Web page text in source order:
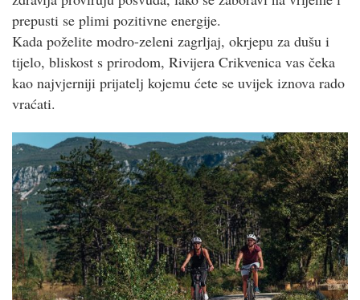
prepusti se plimi pozitivne energije.
Kada poželite modro-zeleni zagrljaj, okrjepu za dušu i
tijelo, bliskost s prirodom, Rivijera Crikvenica vas čeka
kao najvjerniji prijatelj kojemu ćete se uvijek iznova rado
vraćati.